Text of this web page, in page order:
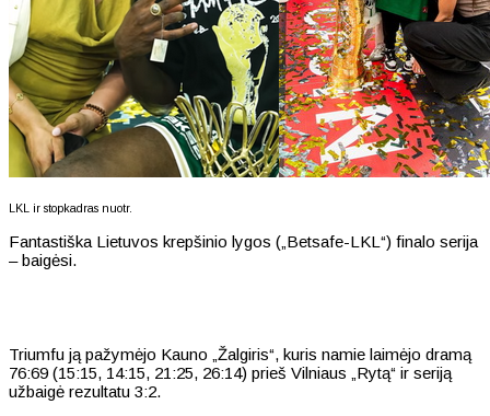
LKL ir stopkadras nuotr.
Fantastiška Lietuvos krepšinio lygos („Betsafe-LKL“) finalo serija
– baigėsi.
Triumfu ją pažymėjo Kauno „Žalgiris“, kuris namie laimėjo dramą
76:69 (15:15, 14:15, 21:25, 26:14) prieš Vilniaus „Rytą“ ir seriją
užbaigė rezultatu 3:2.